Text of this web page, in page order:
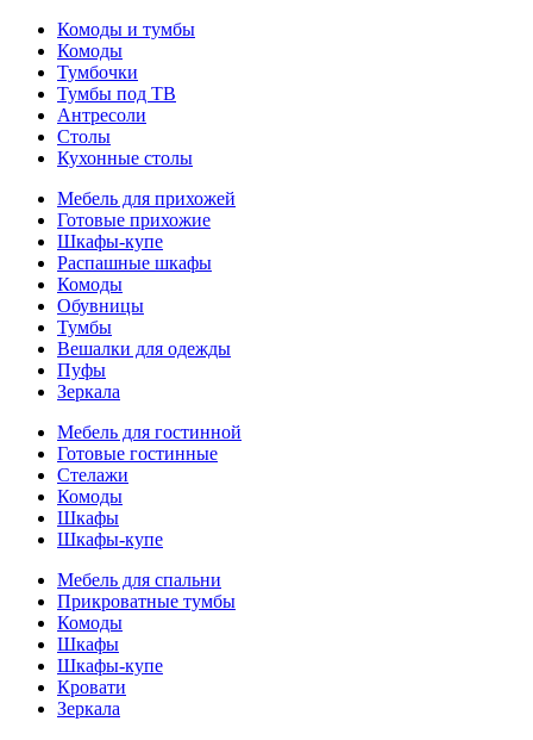
Комоды и тумбы
Комоды
Тумбочки
Тумбы под ТВ
Антресоли
Столы
Кухонные столы
Мебель для прихожей
Готовые прихожие
Шкафы-купе
Распашные шкафы
Комоды
Обувницы
Тумбы
Вешалки для одежды
Пуфы
Зеркала
Мебель для гостинной
Готовые гостинные
Стелажи
Комоды
Шкафы
Шкафы-купе
Мебель для спальни
Прикроватные тумбы
Комоды
Шкафы
Шкафы-купе
Кровати
Зеркала